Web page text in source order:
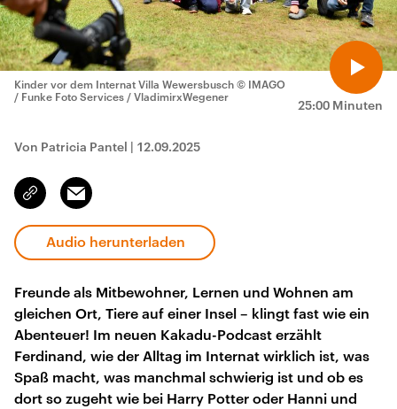
25:00 Minuten
Kinder vor dem Internat Villa Wewersbusch © IMAGO
/ Funke Foto Services / VladimirxWegener
Von Patricia Pantel | 12.09.2025
Link
kopieren/teilen
Email
Audio herunterladen
Freunde als Mitbewohner, Lernen und Wohnen am
gleichen Ort, Tiere auf einer Insel – klingt fast wie ein
Abenteuer! Im neuen Kakadu-Podcast erzählt
Ferdinand, wie der Alltag im Internat wirklich ist, was
Spaß macht, was manchmal schwierig ist und ob es
dort so zugeht wie bei Harry Potter oder Hanni und